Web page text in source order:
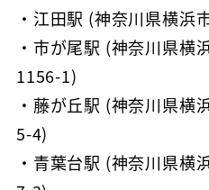
・江田駅 (神奈川県横浜
・市が尾駅 (神奈川県横
1156-1)
・藤が丘駅 (神奈川県横
5-4)
・青葉台駅 (神奈川県横